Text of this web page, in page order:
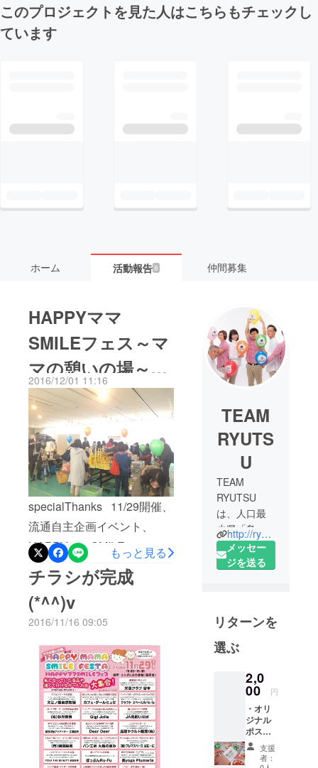
このプロジェクトを見た人はこちらもチェックし
ています
ホーム 活動報告8 仲間募集
HAPPYママ
SMILEフェス～マ
マの憩いの場～
無事終了(^^)/
2016/12/01 11:16
specialThanks 11/29開催、
流通自主企画イベント、
HAPPYママSMILEフェス～
ママの憩いの場～は多くの
皆さまの参加ご、ご理解・
協力ごにより、無事開催す
ることが出来ました＼(＾o
＾)／！ 当日は約800名の地
元の皆様にご来場いただ
き、活気あるイベントとな
りました たくさんのお店に
出会えてよかった！ 天気が
悪かったから子どもと遊べ
もっと見る
チラシが完成
(*^^)v
2016/11/16 09:05
TEAM
RYUTS
U
TEAM
RYUTSU
は、人口最
少県「鳥
取」にある
創業40年の
運送事業・
バス旅行事
業・イベン
インとし、
ペット葬祭
や蜂の巣駆
除なども
行っていま
す。
http://ryu-tsu.jp/
メッセー
ジを送る
リターンを
選ぶ
2,0
00 円
・オリ
ジナル
ポスト
カード
にお礼
のメッ
支援
者：